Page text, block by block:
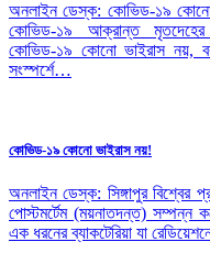
অনলাইন ডেস্ক: কোভিড-১৯ কোনো
কোভিড-১৯ আক্রান্ত মৃতদেহের
কোভিড-১৯ কোনো ভাইরাস নয়,
সংস্পর্শে…
কোভিড-১৯ কোনো ভাইরাস নয়!
অনলাইন ডেস্ক: সিঙ্গাপুর বিশ্বের
পোস্টমর্টেম (ময়নাতদন্ত) সম্পন্ন
এক ধরনের ব্যাকটেরিয়া যা